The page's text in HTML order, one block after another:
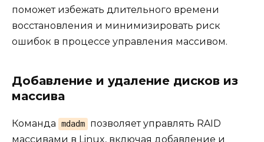
поможет избежать длительного времени
восстановления и минимизировать риск
ошибок в процессе управления массивом.
Добавление и удаление дисков из
массива
Команда mdadm
позволяет управлять RAID
массивами в Linux, включая добавление и